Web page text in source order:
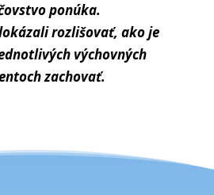
ponúka.
rozlišovať, ako je
výchovných
zachovať.